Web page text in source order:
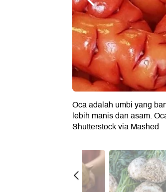
Oca adalah umbi yang
lebih manis dan asam.
Shutterstock via Mashed